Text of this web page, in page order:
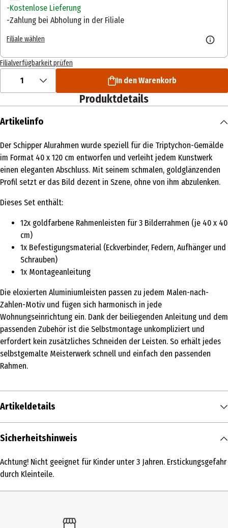
Kostenlose Lieferung
Zahlung bei Abholung in der Filiale
Filiale wählen
Filialverfügbarkeit prüfen
1 In den Warenkorb
Produktdetails
Artikelinfo
Der Schipper Alurahmen wurde speziell für die Triptychon-Gemälde
im Format 40 x 120 cm entworfen und verleiht jedem Kunstwerk
einen eleganten Abschluss. Mit seinem schmalen, goldglänzenden
Profil setzt er das Bild dezent in Szene, ohne von ihm abzulenken.
Dieses Set enthält:
12x goldfarbene Rahmenleisten für 3 Bilderrahmen (je 40 x 40
cm)
1x Befestigungsmaterial (Eckverbinder, Federn, Aufhänger und
Schrauben)
1x Montageanleitung
Die eloxierten Aluminiumleisten passen zu jedem Malen-nach-
Zahlen-Motiv und fügen sich harmonisch in jede
Wohnungseinrichtung ein. Dank der beiliegenden Anleitung und dem
passenden Zubehör ist die Selbstmontage unkompliziert und
erfordert kein zusätzliches Schneiden der Leisten. So erhält jedes
selbstgemalte Meisterwerk schnell und einfach den passenden
Rahmen.
Artikeldetails
Inhalt
Produkttyp
Sicherheitshinweis
Achtung! Nicht geeignet für Kinder unter 3 Jahren. Erstickungsgefahr
durch Kleinteile.